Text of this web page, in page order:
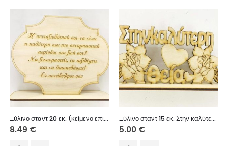
Ξύλινο σταντ 20 εκ. (κείμενο επιλογής σας)
8.49 €
Ξύλινο σταντ 15 εκ. Στην καλύτερη θεία
5.00 €